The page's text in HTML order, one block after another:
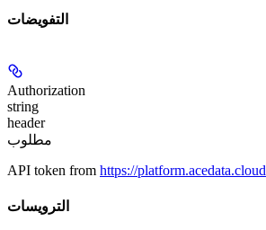
التفويضات
Authorization
string
header
مطلوب
API token from https://platform.acedata.cloud
الترويسات